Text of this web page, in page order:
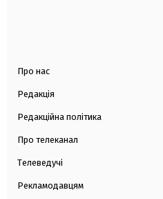
Про нас
Редакція
Редакційна політика
Про телеканал
Телеведучі
Рекламодавцям